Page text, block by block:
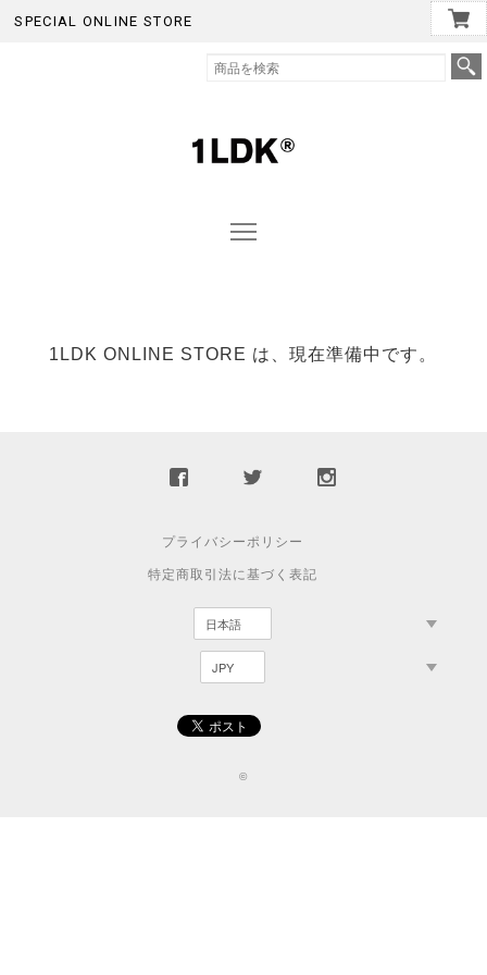
SPECIAL ONLINE STORE
1LDK ONLINE STORE は、現在準備中です。
プライバシーポリシー
特定商取引法に基づく表記
©